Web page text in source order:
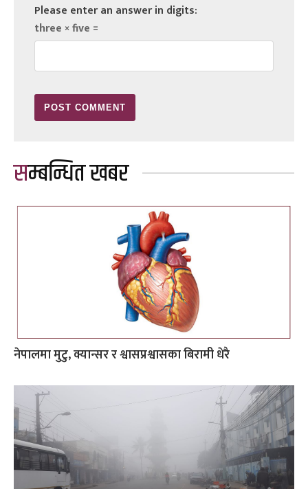
Please enter an answer in digits:
three × five =
सम्बन्धित खबर
नेपालमा मुटु, क्यान्सर र श्वासप्रश्वासका बिरामी धेरै